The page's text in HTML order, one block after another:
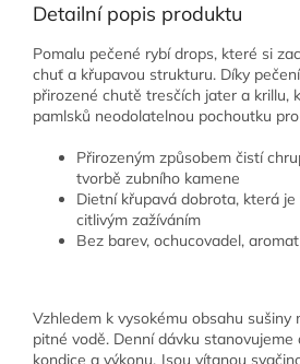
Detailní popis produktu
Pomalu pečené rybí drops, které si
chuť a křupavou strukturu. Díky
přirozené chutě tresčích jater a krillu,
pamlsků neodolatelnou pochoutku
Přirozeným způsobem čistí
tvorbě zubního kamene
Dietní křupavá dobrota, která
citlivým zažíváním
Bez barev, ochucovadel,
Vzhledem k vysokému obsahu sušiny
pitné vodě. Denní dávku stanovujeme
kondice a výkonu. Jsou vítanou